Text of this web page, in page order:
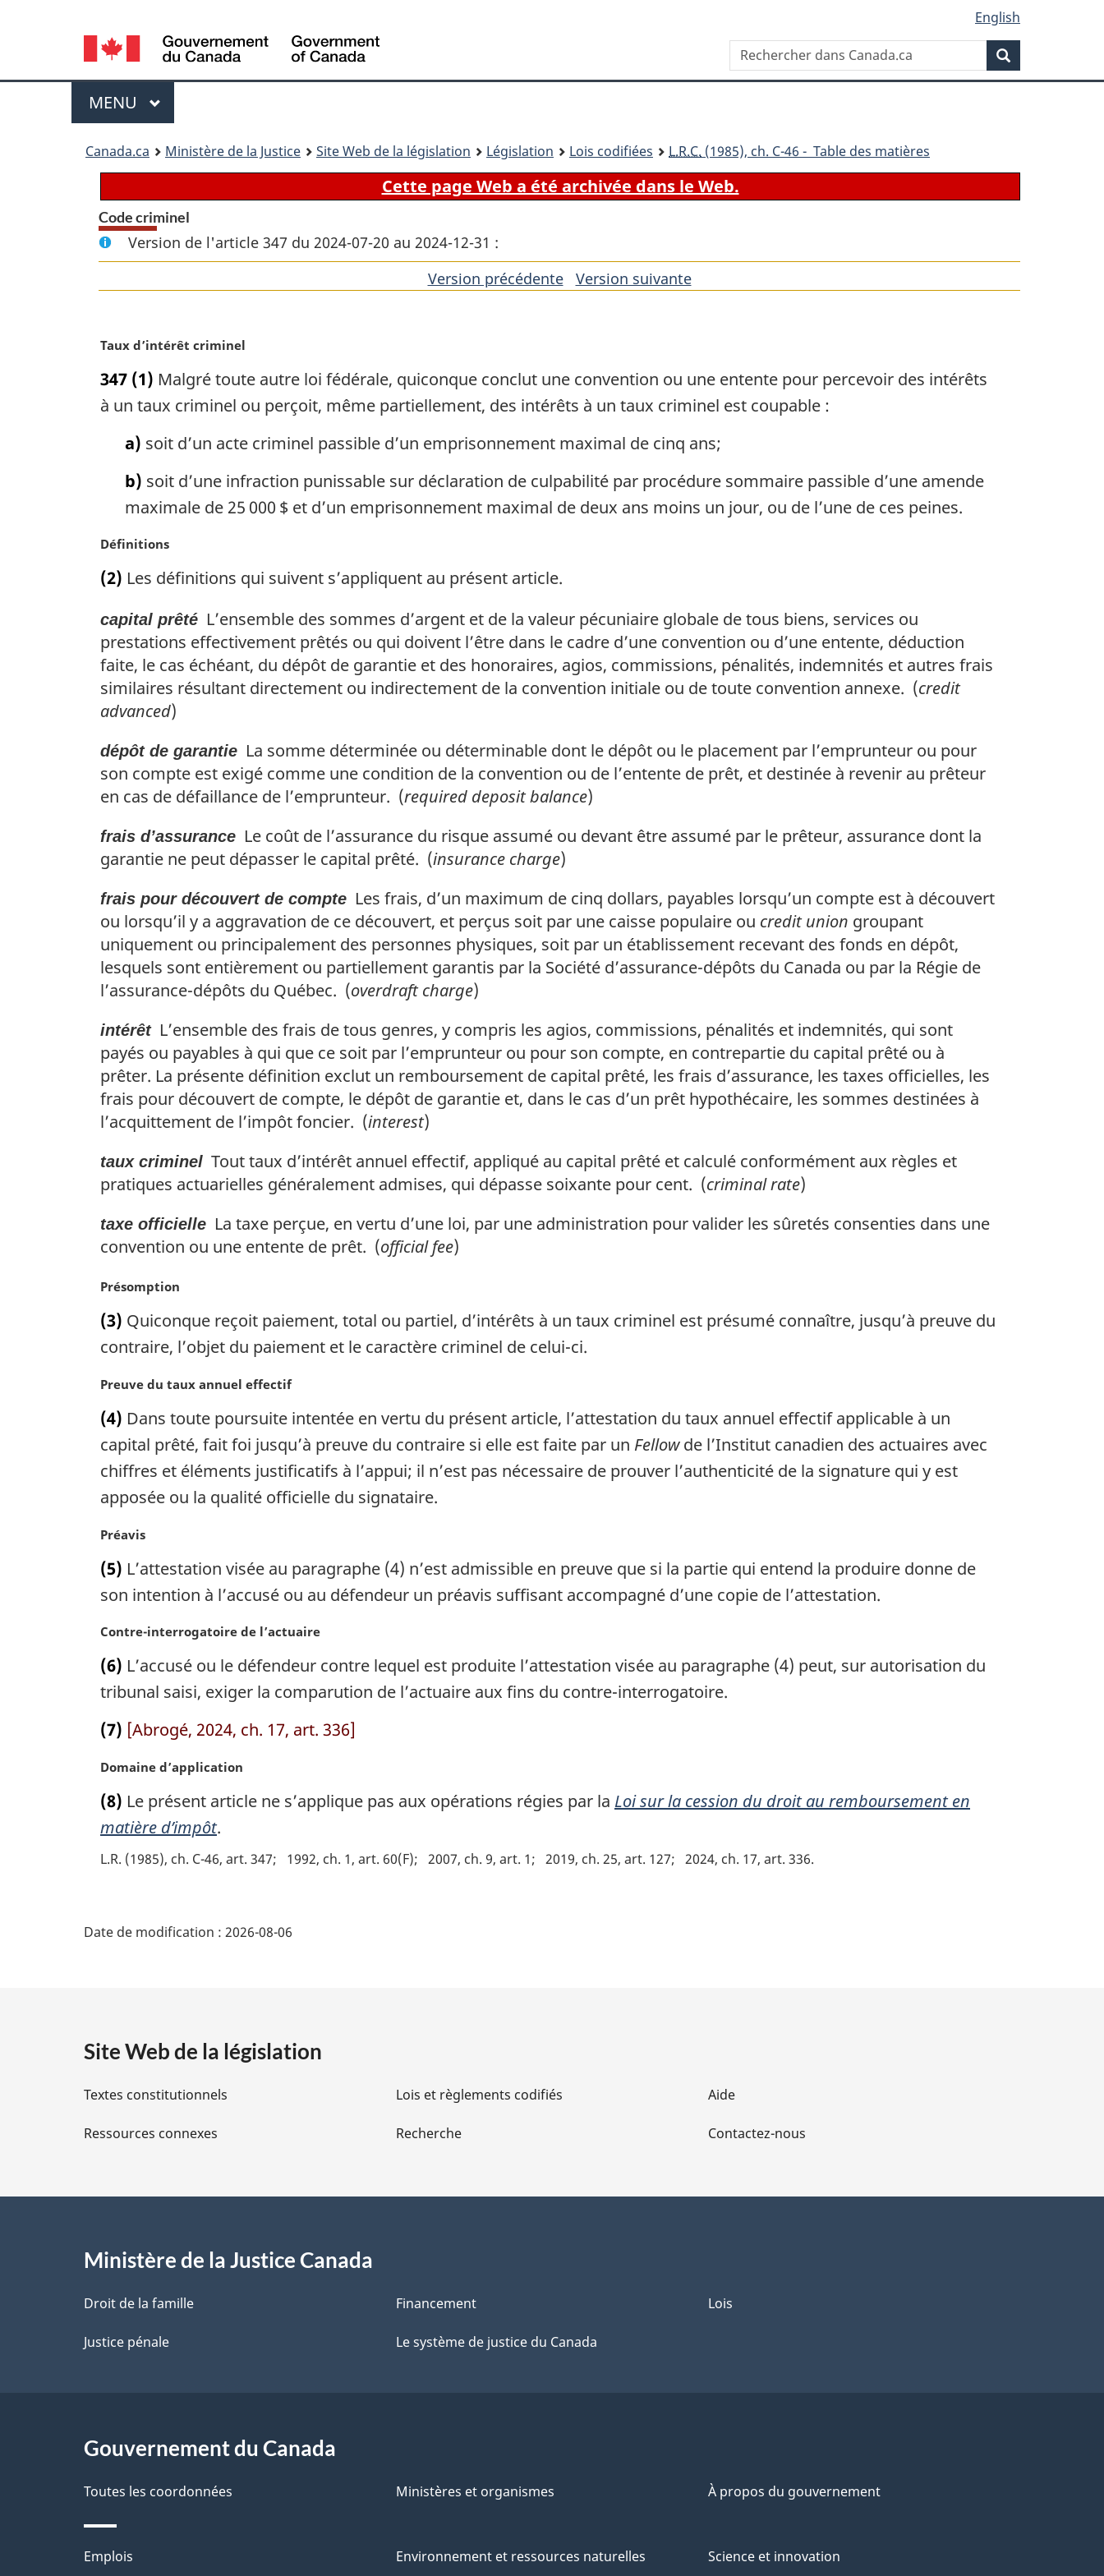
principal
À
site
version
Language
selection
English
Rechercher
dans
Canada.ca
Menu
MENU PRINCIPAL
Canada.ca Ministère de la Justice Site Web de la législation Législation Lois codifiées L.R.C. (1985), ch. C-46 - Table des matières
Cette page Web a été archivée dans le Web.
Code criminel
Version de l'article 347 du 2024-07-20 au 2024-12-31 :
Version précédentedeVersion suivantede
N
t
e
l
e
:
Taux d’intérêt criminel
347 (1) Malgré toute autre loi fédérale, quiconque conclut une convention ou une entente pour percevoir des intérêts
à un taux criminel ou perçoit, même partiellement, des intérêts à un taux criminel est coupable :
a) soit d’un acte criminel passible d’un emprisonnement maximal de cinq ans;
b) soit d’une infraction punissable sur déclaration de culpabilité par procédure sommaire passible d’une amende
maximale de 25 000 $ et d’un emprisonnement maximal de deux ans moins un jour, ou de l’une de ces peines.
N
t
m
a
r
g
i
n
l
e
:
Définitions
(2) Les définitions qui suivent s’appliquent au présent article.
capital prêté L’ensemble des sommes d’argent et de la valeur pécuniaire globale de tous biens, services ou
prestations effectivement prêtés ou qui doivent l’être dans le cadre d’une convention ou d’une entente, déduction
faite, le cas échéant, du dépôt de garantie et des honoraires, agios, commissions, pénalités, indemnités et autres frais
similaires résultant directement ou indirectement de la convention initiale ou de toute convention annexe. (credit
advanced)
dépôt de garantie La somme déterminée ou déterminable dont le dépôt ou le placement par l’emprunteur ou pour
son compte est exigé comme une condition de la convention ou de l’entente de prêt, et destinée à revenir au prêteur
en cas de défaillance de l’emprunteur. (required deposit balance)
frais d’assurance Le coût de l’assurance du risque assumé ou devant être assumé par le prêteur, assurance dont la
garantie ne peut dépasser le capital prêté. (insurance charge)
frais pour découvert de compte Les frais, d’un maximum de cinq dollars, payables lorsqu’un compte est à découvert
ou lorsqu’il y a aggravation de ce découvert, et perçus soit par une caisse populaire ou credit union groupant
uniquement ou principalement des personnes physiques, soit par un établissement recevant des fonds en dépôt,
lesquels sont entièrement ou partiellement garantis par la Société d’assurance-dépôts du Canada ou par la Régie de
l’assurance-dépôts du Québec. (overdraft charge)
intérêtL’ensemble des frais de tous genres, y compris les agios, commissions, pénalités et indemnités, qui sont
payés ou payables à qui que ce soit par l’emprunteur ou pour son compte, en contrepartie du capital prêté ou à
prêter. La présente définition exclut un remboursement de capital prêté, les frais d’assurance, les taxes officielles, les
frais pour découvert de compte, le dépôt de garantie et, dans le cas d’un prêt hypothécaire, les sommes destinées à
l’acquittement de l’impôt foncier. (interest)
taux criminel Tout taux d’intérêt annuel effectif, appliqué au capital prêté et calculé conformément aux règles et
pratiques actuarielles généralement admises, qui dépasse soixante pour cent. (criminal rate)
taxe officielle La taxe perçue, en vertu d’une loi, par une administration pour valider les sûretés consenties dans une
convention ou une entente de prêt. (official fee)
N
t
e
a
g
i
a
l
:
Présomption
(3) Quiconque reçoit paiement, total ou partiel, d’intérêts à un taux criminel est présumé connaître, jusqu’à preuve du
contraire, l’objet du paiement et le caractère criminel de celui-ci.
N
t
e
a
r
i
a
l
:
Preuve du taux annuel effectif
(4) Dans toute poursuite intentée en vertu du présent article, l’attestation du taux annuel effectif applicable à un
capital prêté, fait foi jusqu’à preuve du contraire si elle est faite par un Fellowde l’Institut canadien des actuaires avec
chiffres et éléments justificatifs à l’appui; il n’est pas nécessaire de prouver l’authenticité de la signature qui y est
apposée ou la qualité officielle du signataire.
N
t
e
a
g
i
a
l
e
Préavis
(5) L’attestation visée au paragraphe (4) n’est admissible en preuve que si la partie qui entend la produire donne de
son intention à l’accusé ou au défendeur un préavis suffisant accompagné d’une copie de l’attestation.
N
t
e
a
g
n
a
l
e
Contre-interrogatoire de l’actuaire
(6) L’accusé ou le défendeur contre lequel est produite l’attestation visée au paragraphe (4) peut, sur autorisation du
tribunal saisi, exiger la comparution de l’actuaire aux fins du contre-interrogatoire.
(7) [Abrogé, 2024, ch. 17, art. 336]
N
t
e
a
n
Domaine d’application
(8) Le présent article ne s’applique pas aux opérations régies par la Loi sur la cession du droit au remboursement en
matière d’impôt.
L.R. (1985), ch. C-46, art. 347 1992, ch. 1, art. 60(F) 2007, ch. 9, art. 1 2019, ch. 25, art. 127 2024, ch. 17, art. 336
i
l
s
l
a
p
e
Date de modification : 2026-08-06
Site Web de la législation
Textes constitutionnels
Ressources connexes
Lois et règlements codifiés
Recherche
Aide
Contactez-nous
Ministère de la Justice Canada
Droit de la famille
Justice pénale
Financement
Le système de justice du Canada
Lois
Gouvernement du Canada
Toutes les coordonnées Ministères et organismes À propos du gouvernement
Thèmes
Emplois Environnement et ressources naturelles Science et innovation